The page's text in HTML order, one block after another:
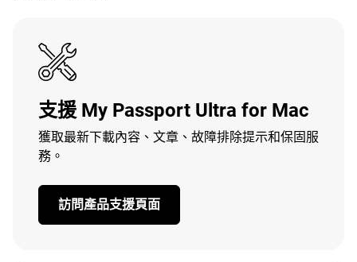
支援 My Passport Ultra for Mac
獲取最新下載內容、文章、故障排除提示和保固服
務。
訪問產品支援頁面